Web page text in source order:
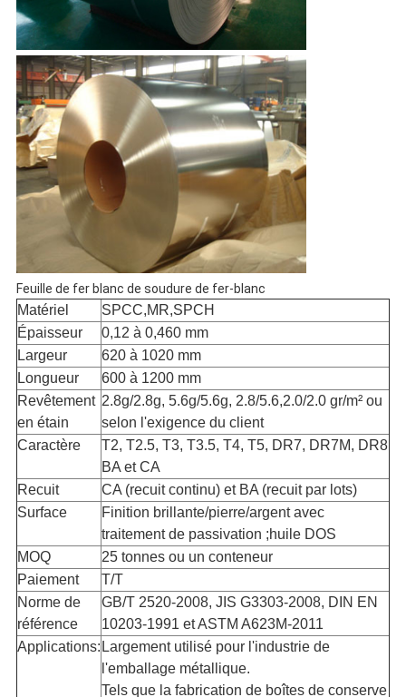
Feuille de fer blanc de soudure de fer-blanc
Matériel
SPCC,MR,SPCH
Épaisseur
0,12 à 0,460 mm
Largeur
620 à 1020 mm
Longueur
600 à 1200 mm
Revêtement
en étain
2.8g/2.8g, 5.6g/5.6g, 2.8/5.6,2.0/2.0 gr/m² ou
selon l'exigence du client
Caractère
T2, T2.5, T3, T3.5, T4, T5, DR7, DR7M, DR8
BA et CA
Recuit
CA (recuit continu) et BA (recuit par lots)
Surface
Finition brillante/pierre/argent avec
traitement de passivation ;huile DOS
MOQ
25 tonnes ou un conteneur
Paiement
T/T
Norme de
référence
GB/T 2520-2008, JIS G3303-2008, DIN EN
10203-1991 et ASTM A623M-2011
Applications: Largement utilisé pour l'industrie de
l'emballage métallique.
Tels que la fabrication de boîtes de conserve